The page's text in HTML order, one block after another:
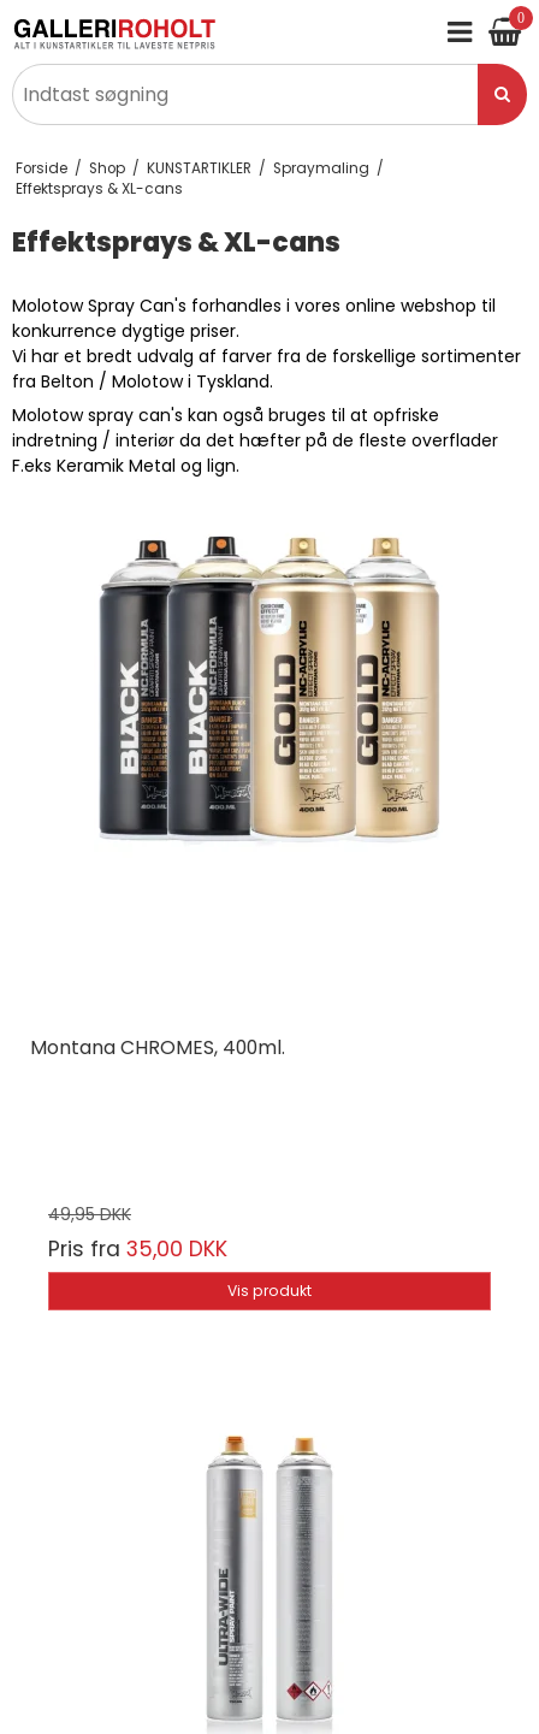
0
Forside / Shop / KUNSTARTIKLER / Spraymaling /
Effektsprays & XL-cans
Effektsprays & XL-cans
Molotow Spray Can's forhandles i vores online webshop til
konkurrence dygtige priser.
Vi har et bredt udvalg af farver fra de forskellige sortimenter
fra Belton / Molotow i Tyskland.
Molotow spray can's kan også bruges til at opfriske
indretning / interiør da det hæfter på de fleste overflader
F.eks Keramik Metal og lign.
Montana CHROMES, 400ml.
49,95 DKK
Pris fra 35,00 DKK
Vis produkt